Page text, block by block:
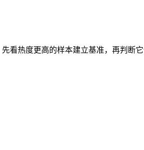
看热度更高的样本建立基准，再判断